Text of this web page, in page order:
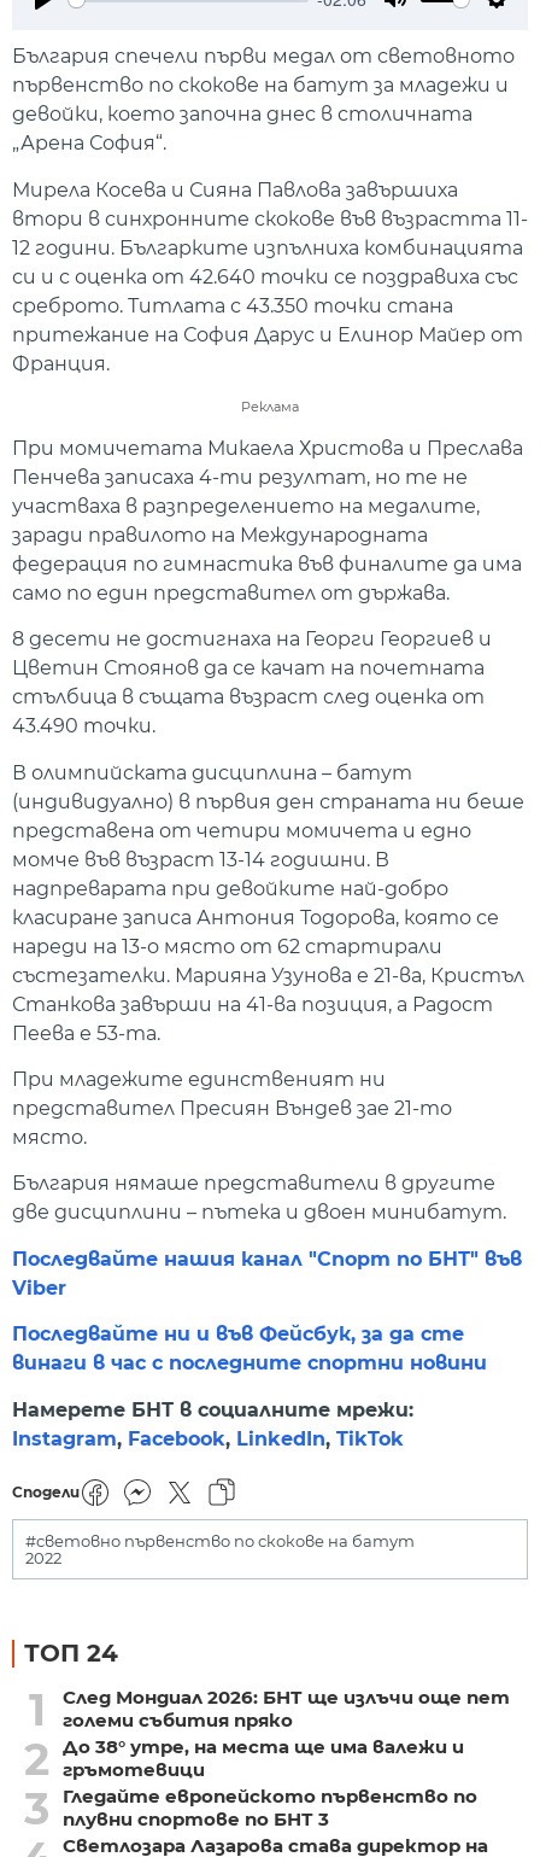
България спечели първи медал от световното
първенство по скокове на батут за младежи и
девойки, което започна днес в столичната
„Арена София“.
Мирела Косева и Сияна Павлова завършиха
втори в синхронните скокове във възрастта 11-
12 години. Българките изпълниха комбинацията
си и с оценка от 42.640 точки се поздравиха със
среброто. Титлата с 43.350 точки стана
притежание на София Дарус и Елинор Майер от
Франция.
Реклама
При момичетата Микаела Христова и Преслава
Пенчева записаха 4-ти резултат, но те не
участваха в разпределението на медалите,
заради правилото на Международната
федерация по гимнастика във финалите да има
само по един представител от държава.
8 десети не достигнаха на Георги Георгиев и
Цветин Стоянов да се качат на почетната
стълбица в същата възраст след оценка от
43.490 точки.
В олимпийската дисциплина – батут
(индивидуално) в първия ден страната ни беше
представена от четири момичета и едно
момче във възраст 13-14 годишни. В
надпреварата при девойките най-добро
класиране записа Антония Тодорова, която се
нареди на 13-о място от 62 стартирали
състезателки. Марияна Узунова е 21-ва, Кристъл
Станкова завърши на 41-ва позиция, а Радост
Пеева е 53-та.
При младежите единственият ни
представител Пресиян Въндев зае 21-то
място.
България нямаше представители в другите
две дисциплини – пътека и двоен минибатут.
Последвайте нашия канал "Спорт по БНТ" във
Viber
Последвайте ни и във Фейсбук, за да сте
винаги в час с последните спортни новини
Намерете БНТ в социалните мрежи:
Instagram, Facebook, LinkedIn, TikTok
Сподели
#световно първенство по скокове на батут
2022
ТОП 24
1
След Мондиал 2026: БНТ ще излъчи още пет
големи събития пряко
2
До 38° утре, на места ще има валежи и
гръмотевици
3
Гледайте европейското първенство по
плувни спортове по БНТ 3
Светлозара Лазарова става директор на